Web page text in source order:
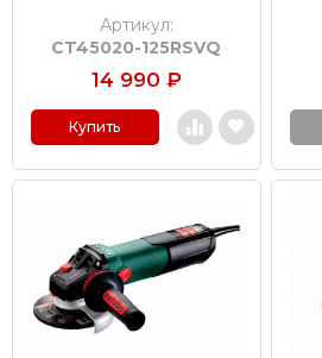
Артикул:
CT45020-125RSVQ
14 990 ₽
Купить